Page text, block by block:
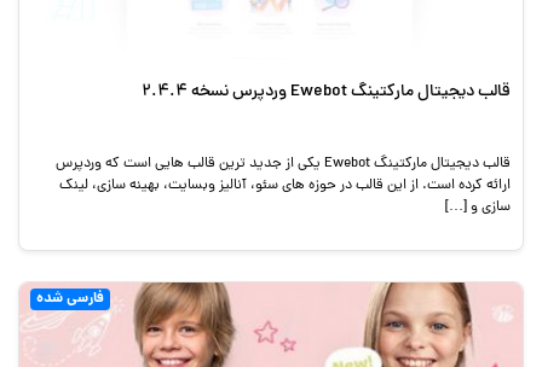
قالب دیجیتال مارکتینگ Ewebot وردپرس نسخه 2.4.4
قالب دیجیتال مارکتینگ Ewebot یکی از جدید ترین قالب هایی است که وردپرس
ارائه کرده است. از این قالب در حوزه های سئو، آنالیز وبسایت، بهینه سازی، لینک
سازی و […]
فارسی شده